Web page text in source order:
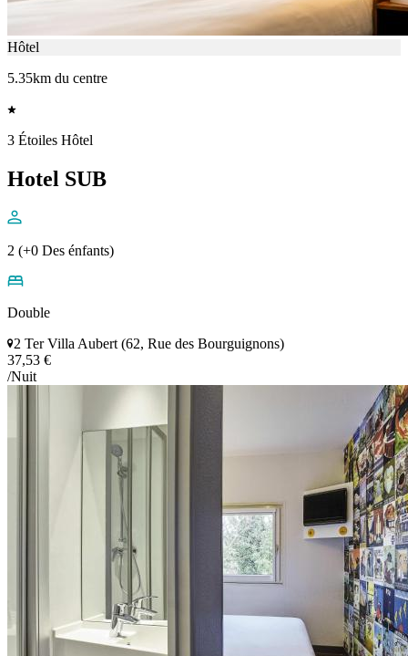
Hôtel
5.35km du centre
3 Étoiles Hôtel
Hotel SUB
2 (+0 Des énfants)
Double
2 Ter Villa Aubert (62, Rue des Bourguignons)
37,53 €
/Nuit